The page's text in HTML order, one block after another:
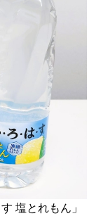
塩とれもん」